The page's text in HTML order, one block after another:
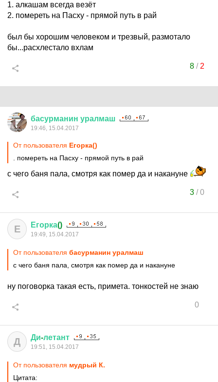
1. алкашам всегда везёт
2. помереть на Пасху - прямой путь в рай
был бы хорошим человеком и трезвый, размотало
бы...расхлестало вхлам
8/ 2
басурманин уралмаш
19:46, 15.04.2017
От пользователя Егорка()
. помереть на Пасху - прямой путь в рай
с чего баня пала, смотря как помер да и накануне
3/0
Е Егорка()
19:49, 15.04.2017
От пользователя басурманин уралмаш
с чего баня пала, смотря как помер да и накануне
ну поговорка такая есть, примета. тонкостей не знаю
0
Д Ди-летант
19:51, 15.04.2017
От пользователя мудрый К.
Цитата: